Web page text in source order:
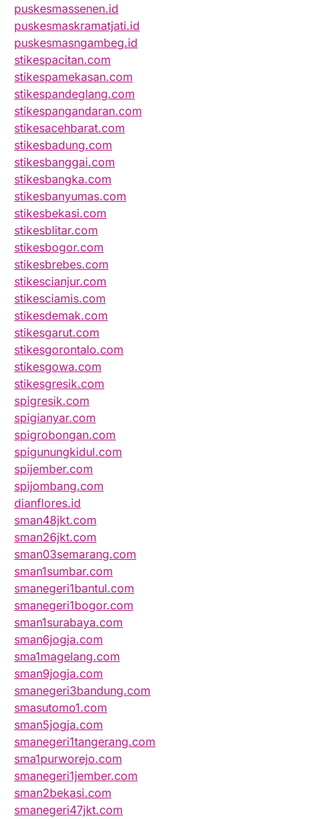
puskesmassenen.id
puskesmaskramatjati.id
puskesmasngambeg.id
stikespacitan.com
stikespamekasan.com
stikespandeglang.com
stikespangandaran.com
stikesacehbarat.com
stikesbadung.com
stikesbanggai.com
stikesbangka.com
stikesbanyumas.com
stikesbekasi.com
stikesblitar.com
stikesbogor.com
stikesbrebes.com
stikescianjur.com
stikesciamis.com
stikesdemak.com
stikesgarut.com
stikesgorontalo.com
stikesgowa.com
stikesgresik.com
spigresik.com
spigianyar.com
spigrobongan.com
spigunungkidul.com
spijember.com
spijombang.com
dianflores.id
sman48jkt.com
sman26jkt.com
sman03semarang.com
sman1sumbar.com
smanegeri1bantul.com
smanegeri1bogor.com
sman1surabaya.com
sman6jogja.com
sma1magelang.com
sman9jogja.com
smanegeri3bandung.com
smasutomo1.com
sman5jogja.com
smanegeri1tangerang.com
sma1purworejo.com
smanegeri1jember.com
sman2bekasi.com
smanegeri47jkt.com